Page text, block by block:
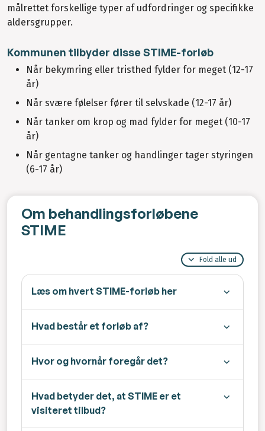
målrettet forskellige typer af udfordringer og specifikke
aldersgrupper.
Kommunen tilbyder disse STIME-forløb
Når bekymring eller tristhed fylder for meget (12-17
år)
Når svære følelser fører til selvskade (12-17 år)
Når tanker om krop og mad fylder for meget (10-17
år)
Når gentagne tanker og handlinger tager styringen
(6-17 år)
Om behandlingsforløbene
STIME
Fold alle ud
Læs om hvert STIME-forløb her
Hvad består et forløb af?
Hvor og hvornår foregår det?
Hvad betyder det, at STIME er et
visiteret tilbud?